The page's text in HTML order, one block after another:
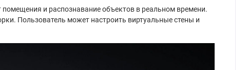
помещения и распознавание объектов в реальном времени.
Пользователь может настроить виртуальные стены и